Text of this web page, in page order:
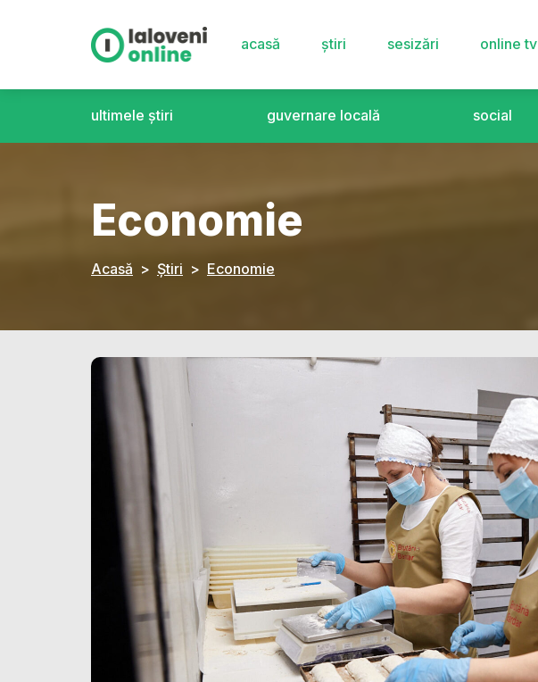
acasă știri sesizări online tv
ultimele știri guvernare locală social
Economie
Acasă Știri Economie